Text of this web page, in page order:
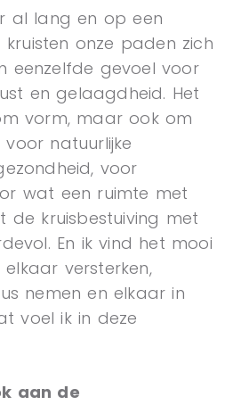
al lang en op een
onze paden zich
eenzelfde gevoel voor
en gelaagdheid. Het
vorm, maar ook om
natuurlijke
voor
wat een ruimte met
de kruisbestuiving met
En ik vind het mooi
versterken,
nemen en elkaar in
voel ik in deze
aan de